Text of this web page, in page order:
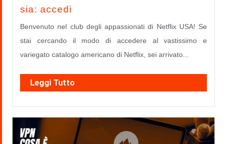
sia: accedi
Benvenuto nel club degli appassionati di Netflix USA! Se
stai cercando il modo di accedere al vastissimo e
variegato catalogo americano di Netflix, sei arrivato...
Leggi Tutto